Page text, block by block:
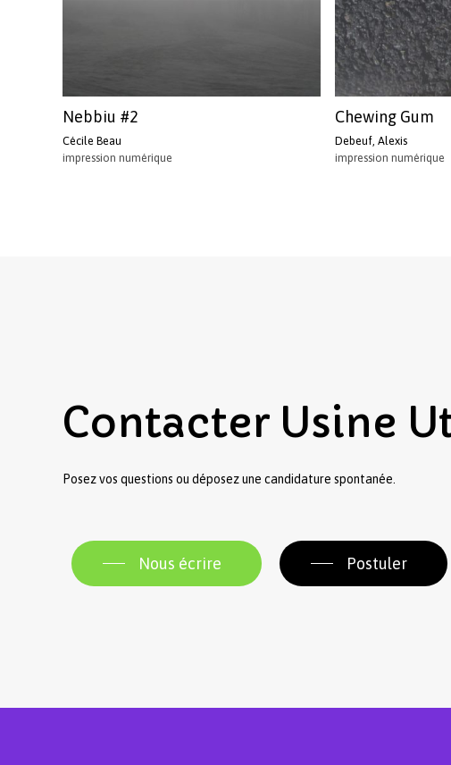
Nebbiu #2
Cécile Beau
impression numérique
Chewing Gum
Debeuf, Alexis
impression numérique
Contacter Usine
Posez vos questions ou déposez une candidature spontanée.
Nous écrire Postuler